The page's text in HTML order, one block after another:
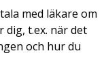
med läkare om
dig, t.ex. när det
och hur du